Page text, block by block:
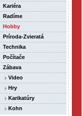
Kariéra
Radíme
Hobby
Príroda-Zvieratá
Technika
Počítače
Zábava
Video
Hry
Karikatúry
Kohn